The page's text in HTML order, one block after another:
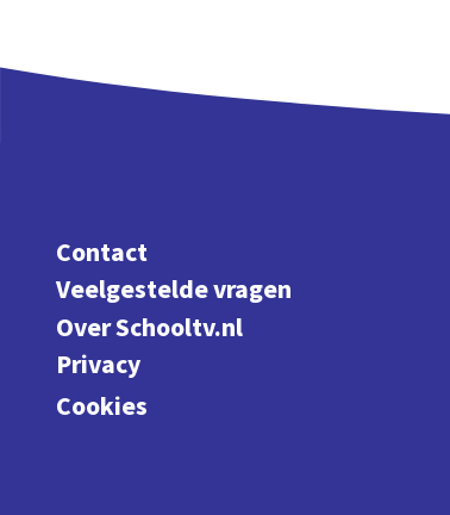
Contact
Veelgestelde vragen
Over Schooltv.nl
Privacy
Cookies